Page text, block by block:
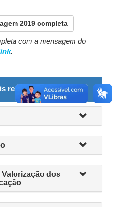
2019 completa
com a mensagem do
.
realizações
Valorização dos